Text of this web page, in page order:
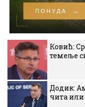
Ковић:
темеље
Додик:
чита или